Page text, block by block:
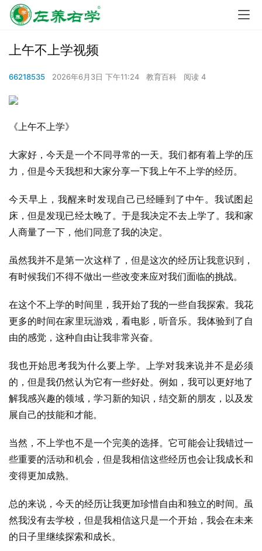
上午不上学视频
66218535 2026年6月3日 下午11:24 教育百科 阅读 4
《上午不上学》
大家好，今天是一个不同寻常的一天。我们都有着上学的压
力，但是今天我想和大家分享一下我上午不上学的经历。
今天早上，我醒来时发现自己已经睡到了中午。我试图起
床，但是发现已经太晚了。于是我决定不去上学了。我和家
人商量了一下，他们同意了我的决定。
虽然我并不是第一次这样了，但是这次的经历让我意识到，
有时候我们不得不做出一些改变来应对我们面临的挑战。
在这个不上学的时间里，我开始了我的一些自我探索。我花
更多的时间在家里玩游戏，看电影，听音乐。我体验到了自
由的感觉，这种自由让我非常兴奋。
我也开始思考我为什么要上学。上学对我来说并不是必须
的，但是我仍然认为它有一些好处。例如，我可以更好地了
解我感兴趣的领域，学习新的知识，结交新的朋友，以及发
展自己的技能和才能。
当然，不上学也不是一个完美的选择。它可能会让我错过一
些重要的活动和机会，但是我相信这些经历也会让我成长和
变得更加成熟。
总的来说，今天的经历让我更加珍惜自由和独立的时间。虽
然我没有去学校，但是我相信这只是一个开始，我会在未来
的日子里继续探索和成长。